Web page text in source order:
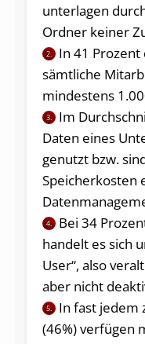
unterlagen
Ordner keiner
2.
In 41
sämtliche
mindestens
3.
Im
Daten eines
genutzt bzw.
Speicherkosten
4.
Bei 34
handelt es sich
User“, also
aber nicht
5.
In fast jedem
(46%) verfügen